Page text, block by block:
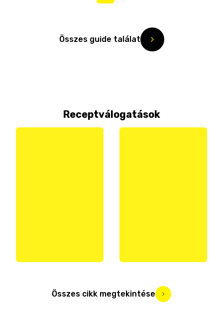
Összes guide találat
Receptválogatások
Összes cikk megtekintése